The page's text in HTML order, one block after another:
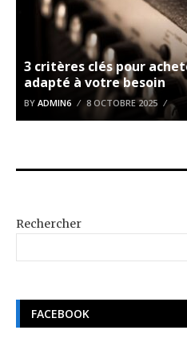
3 critères clés pour
adapté à votre besoin
BY ADMIN6 8 OCTOBRE 2025
Rechercher
FACEBOOK